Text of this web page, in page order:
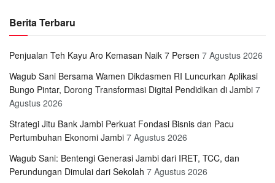
Berita Terbaru
Penjualan Teh Kayu Aro Kemasan Naik 7 Persen 7 Agustus 2026
Wagub Sani Bersama Wamen Dikdasmen RI Luncurkan Aplikasi
Bungo Pintar, Dorong Transformasi Digital Pendidikan di Jambi 7
Agustus 2026
Strategi Jitu Bank Jambi Perkuat Fondasi Bisnis dan Pacu
Pertumbuhan Ekonomi Jambi 7 Agustus 2026
Wagub Sani: Bentengi Generasi Jambi dari IRET, TCC, dan
Perundungan Dimulai dari Sekolah 7 Agustus 2026